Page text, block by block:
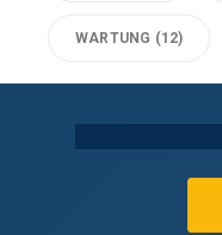
WARTUNG (12)